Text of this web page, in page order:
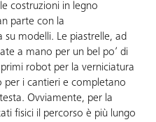
costruzioni in legno
parte con la
modelli. Le piastrelle, ad
a mano per un bel po’ di
robot per la verniciatura
per i cantieri e completano
Ovviamente, per la
fisici il percorso è più lungo